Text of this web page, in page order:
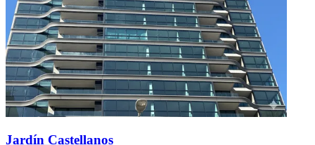
Jardín Castellanos